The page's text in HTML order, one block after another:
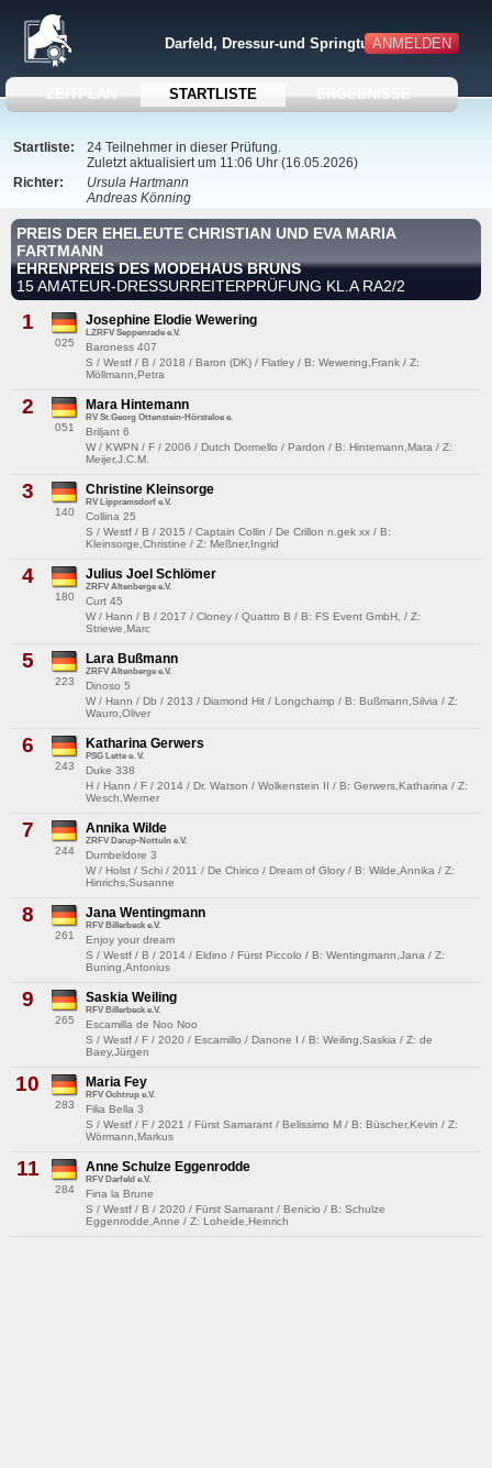
ANMELDEN
Darfeld, Dressur-und Springturnier
ZEITPLAN STARTLISTE ERGEBNISSE
Startliste:
24 Teilnehmer in dieser Prüfung.
Zuletzt aktualisiert um 11:06 Uhr (16.05.2026)
Richter:
Ursula Hartmann
Andreas Könning
PREIS DER EHELEUTE CHRISTIAN UND EVA MARIA
FARTMANN
EHRENPREIS DES MODEHAUS BRUNS
15 AMATEUR-DRESSURREITERPRÜFUNG KL.A RA2/2
1
025
Josephine Elodie Wewering
LZRFV Seppenrade e.V.
Baroness 407
S / Westf / B / 2018 / Baron (DK) / Flatley / B: Wewering,Frank / Z:
Möllmann,Petra
2
051
Mara Hintemann
RV St.Georg Ottenstein-Hörsteloe e.
Briljant 6
W / KWPN / F / 2006 / Dutch Dormello / Pardon / B: Hintemann,Mara / Z:
Meijer,J.C.M.
3
140
Christine Kleinsorge
RV Lippramsdorf e.V.
Collina 25
S / Westf / B / 2015 / Captain Collin / De Crillon n.gek xx / B:
Kleinsorge,Christine / Z: Meßner,Ingrid
4
180
Julius Joel Schlömer
ZRFV Altenberge e.V.
Curt 45
W / Hann / B / 2017 / Cloney / Quattro B / B: FS Event GmbH, / Z:
Striewe,Marc
5
223
Lara Bußmann
ZRFV Altenberge e.V.
Dinoso 5
W / Hann / Db / 2013 / Diamond Hit / Longchamp / B: Bußmann,Silvia / Z:
Wauro,Oliver
6
243
Katharina Gerwers
PSG Lette e. V.
Duke 338
H / Hann / F / 2014 / Dr. Watson / Wolkenstein II / B: Gerwers,Katharina / Z:
Wesch,Werner
7
244
Annika Wilde
ZRFV Darup-Nottuln e.V.
Dumbeldore 3
W / Holst / Schi / 2011 / De Chirico / Dream of Glory / B: Wilde,Annika / Z:
Hinrichs,Susanne
8
261
Jana Wentingmann
RFV Billerbeck e.V.
Enjoy your dream
S / Westf / B / 2014 / Eldino / Fürst Piccolo / B: Wentingmann,Jana / Z:
Buning,Antonius
9
265
Saskia Weiling
RFV Billerbeck e.V.
Escamilla de Noo Noo
S / Westf / F / 2020 / Escamillo / Danone I / B: Weiling,Saskia / Z: de
Baey,Jürgen
10
283
Maria Fey
RFV Ochtrup e.V.
Filia Bella 3
S / Westf / F / 2021 / Fürst Samarant / Belissimo M / B: Büscher,Kevin / Z:
Wörmann,Markus
11
284
Anne Schulze Eggenrodde
RFV Darfeld e.V.
Fina la Brune
S / Westf / B / 2020 / Fürst Samarant / Benicio / B: Schulze
Eggenrodde,Anne / Z: Loheide,Heinrich